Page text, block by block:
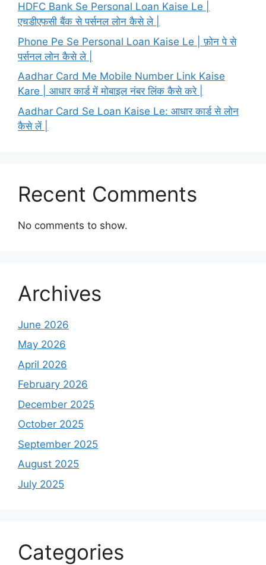
HDFC Bank Se Personal Loan Kaise Le |
एचडीएफसी बैंक से पर्सनल लोन कैसे ले |
Phone Pe Se Personal Loan Kaise Le | फ़ोन पे से
पर्सनल लोन कैसे ले |
Aadhar Card Me Mobile Number Link Kaise
Kare | आधार कार्ड में मोबाइल नंबर लिंक कैसे करे |
Aadhar Card Se Loan Kaise Le: आधार कार्ड से लोन
कैसे लें |
Recent Comments
No comments to show.
Archives
June 2026
May 2026
April 2026
February 2026
December 2025
October 2025
September 2025
August 2025
July 2025
Categories